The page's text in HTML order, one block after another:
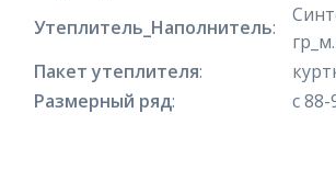
Утеплитель_Наполнитель:
Пакет утеплителя:
Размерный ряд: с